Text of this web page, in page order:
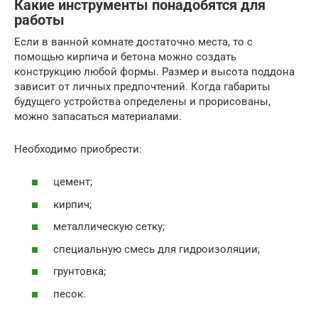
Какие инструменты понадобятся для
работы
Если в ванной комнате достаточно места, то с
помощью кирпича и бетона можно создать
конструкцию любой формы. Размер и высота поддона
зависит от личных предпочтений. Когда габариты
будущего устройства определены и прорисованы,
можно запасаться материалами.
Необходимо приобрести:
цемент;
кирпич;
металлическую сетку;
специальную смесь для гидроизоляции;
грунтовка;
песок.